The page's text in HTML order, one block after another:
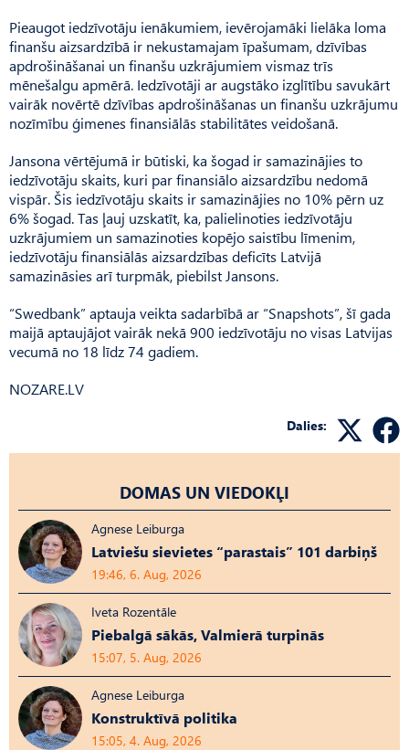
Pieaugot iedzīvotāju ienākumiem, ievērojamāki lielāka loma
finanšu aizsardzībā ir nekustamajam īpašumam, dzīvības
apdrošināšanai un finanšu uzkrājumiem vismaz trīs
mēnešalgu apmērā. Iedzīvotāji ar augstāko izglītību savukārt
vairāk novērtē dzīvības apdrošināšanas un finanšu uzkrājumu
nozīmību ģimenes finansiālās stabilitātes veidošanā.
Jansona vērtējumā ir būtiski, ka šogad ir samazinājies to
iedzīvotāju skaits, kuri par finansiālo aizsardzību nedomā
vispār. Šis iedzīvotāju skaits ir samazinājies no 10% pērn uz
6% šogad. Tas ļauj uzskatīt, ka, palielinoties iedzīvotāju
uzkrājumiem un samazinoties kopējo saistību līmenim,
iedzīvotāju finansiālās aizsardzības deficīts Latvijā
samazināsies arī turpmāk, piebilst Jansons.
“Swedbank” aptauja veikta sadarbībā ar “Snapshots”, šī gada
maijā aptaujājot vairāk nekā 900 iedzīvotāju no visas Latvijas
vecumā no 18 līdz 74 gadiem.
NOZARE.LV
Dalies:
DOMAS UN VIEDOKĻI
Agnese Leiburga
Latviešu sievietes “parastais” 101 darbiņš
19:46, 6. Aug, 2026
Iveta Rozentāle
Piebalgā sākās, Valmierā turpinās
15:07, 5. Aug, 2026
Agnese Leiburga
Konstruktīvā politika
15:05, 4. Aug, 2026